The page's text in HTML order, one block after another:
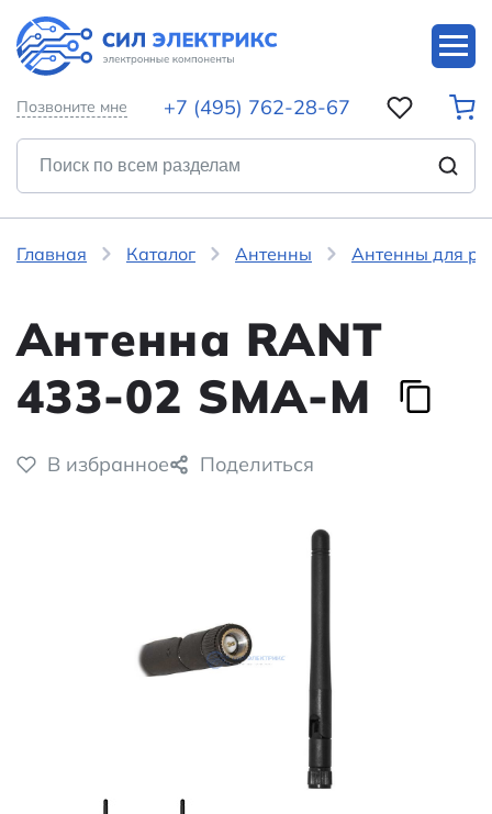
Позвоните мне +7 (495) 762-28-67
Главная Каталог Антенны Антенны для
Антенна RANT
433-02 SMA-M
В избранное Поделиться